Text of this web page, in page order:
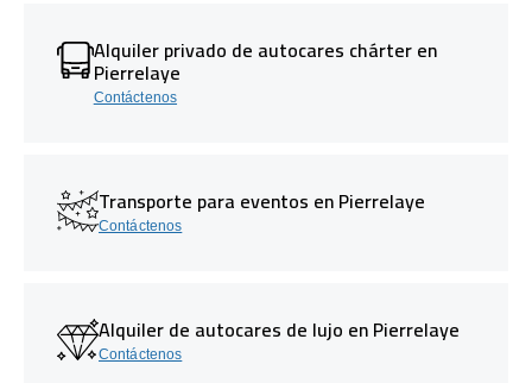
Alquiler privado de autocares chárter en
Pierrelaye
Contáctenos
Transporte para eventos en Pierrelaye
Contáctenos
Alquiler de autocares de lujo en Pierrelaye
Contáctenos